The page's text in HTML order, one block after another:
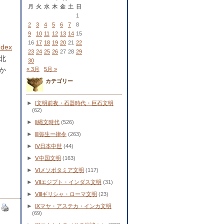
月
火 水 木 金 土
日
1
2
3 4 5 6 7
8
9
10 11 12 13 14 15
16 17 18 19 20 21 22
23 24 25 26 27 28 29
30
« 3月
5月 »
カテゴリー
►
Ⅰ文明前夜・石器時代・巨石文明
(62)
► Ⅱ縄文時代 (526)
► Ⅲ弥生ー律令 (263)
► Ⅳ日本中世 (44)
► Ⅴ中国文明 (163)
► Ⅵメソポタミア文明 (117)
► Ⅶエジプト・インダス文明 (31)
► Ⅷギリシャ・ローマ文明 (23)
►
Ⅸマヤ・アステカ・インカ文明
(69)